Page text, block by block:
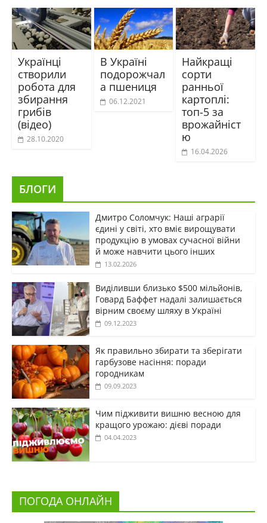
Українці
створили
робота для
збирання
грибів
(відео)
28.10.2020
В Україні
подорожчал
а пшениця
06.12.2021
Найкращі
сорти
ранньої
картоплі:
топ-5 за
врожайніст
ю
16.04.2026
БЛОГИ
Дмитро Соломчук: Наші аграрії
єдині у світі, хто вміє вирощувати
продукцію в умовах сучасної війни
й може навчити цього інших
13.02.2026
Виділивши близько $500 мільйонів,
Говард Баффет надалі залишається
вірним своєму шляху в Україні
09.12.2023
Як правильно збирати та зберігати
гарбузове насіння: поради
городникам
09.09.2023
Чим підживити вишню весною для
кращого урожаю: дієві поради
04.04.2023
ПОГОДА ОНЛАЙН